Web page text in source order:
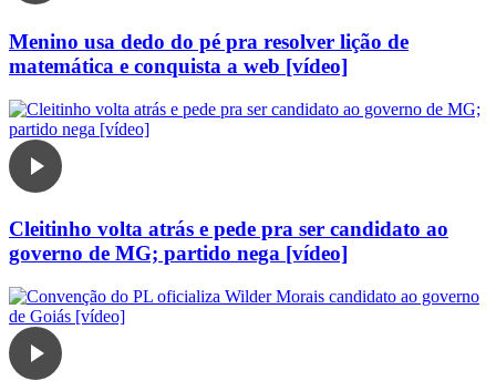
Menino usa dedo do pé pra resolver lição de
matemática e conquista a web [vídeo]
Cleitinho volta atrás e pede pra ser candidato ao
governo de MG; partido nega [vídeo]